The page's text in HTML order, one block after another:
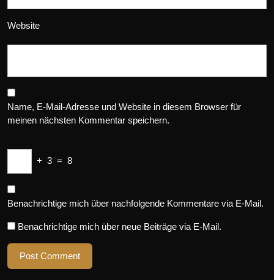
Website
Name, E-Mail-Adresse und Website in diesem Browser für
meinen nächsten Kommentar speichern.
+ 3 = 8
Benachrichtige mich über nachfolgende Kommentare via E-Mail.
Benachrichtige mich über neue Beiträge via E-Mail.